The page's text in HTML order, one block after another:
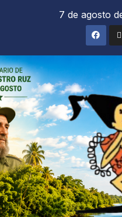
7 de agosto